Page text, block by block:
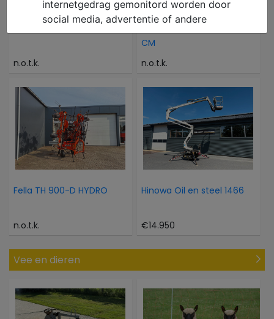
n.o.t.k.
CM
n.o.t.k.
Fella TH 900-D HYDRO
n.o.t.k.
Hinowa Oil en steel 1466
€14.950
Vee en dieren